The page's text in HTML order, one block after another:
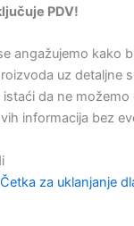
PDV!
angažujemo kako
uz detaljne
da ne
informacija bez